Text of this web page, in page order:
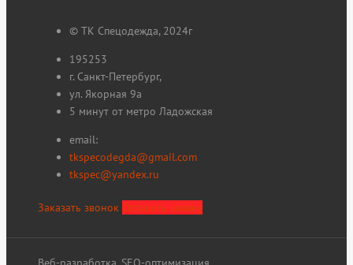
© ТК Спецодежда, 2024г
195253
г. Санкт-Петербург,
ул. Якорная 9а
5 минут от метро Ладожская
email:
tkspecodegda@gmail.com
tkspec@yandex.ru
Заказать звонок Оставить заявку